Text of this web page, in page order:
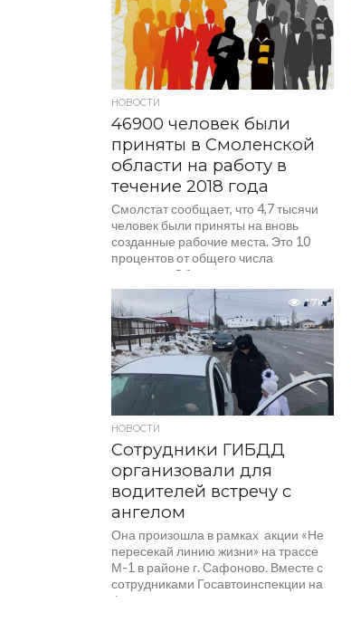
НОВОСТИ
46900 человек были
приняты в Смоленской
области на работу в
течение 2018 года
Смолстат сообщает, что 4,7 тысячи
человек были приняты на вновь
созданные рабочие места. Это 10
процентов от общего числа
принятых. Общее списочное...
1.7K
НОВОСТИ
Сотрудники ГИБДД
организовали для
водителей встречу с
ангелом
Она произошла в рамках акции «Не
пересекай линию жизни» на трассе
М-1 в районе г. Сафоново. Вместе с
сотрудниками Госавтоинспекции на
федеральную...